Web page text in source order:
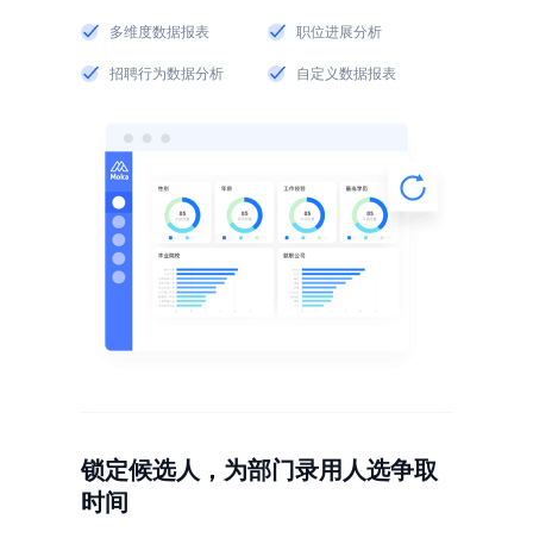
多维度数据报表 职位进展分析
招聘行为数据分析 自定义数据报表
锁定候选人，为部门录用人选争取
时间